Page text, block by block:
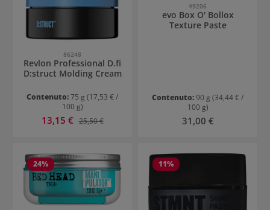
86248
Revlon Professional D.fi
D:struct Molding Cream
Contenuto:75 g (17,53 € /
100 g)
Prezzo di vendita:
13,15 € Prezzo normale:
25,50 €
49206
evo Box O' Bollox
Texture Paste
Contenuto:90 g (34,44 € /
100 g)
Prezzo normale:
31,00 €
24% 11%